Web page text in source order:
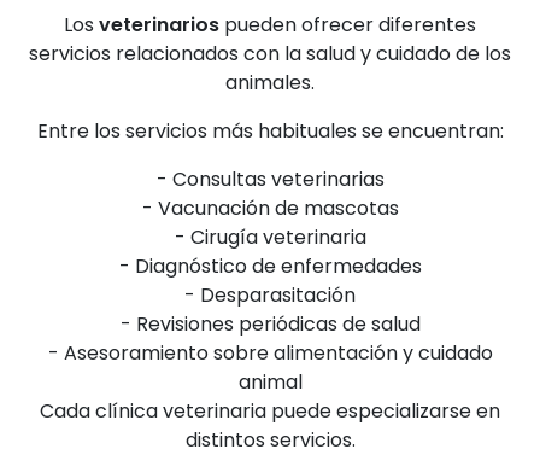
Los veterinarios pueden ofrecer diferentes
servicios relacionados con la salud y cuidado de los
animales.
Entre los servicios más habituales se encuentran:
- Consultas veterinarias
- Vacunación de mascotas
- Cirugía veterinaria
- Diagnóstico de enfermedades
- Desparasitación
- Revisiones periódicas de salud
- Asesoramiento sobre alimentación y cuidado
animal
Cada clínica veterinaria puede especializarse en
distintos servicios.